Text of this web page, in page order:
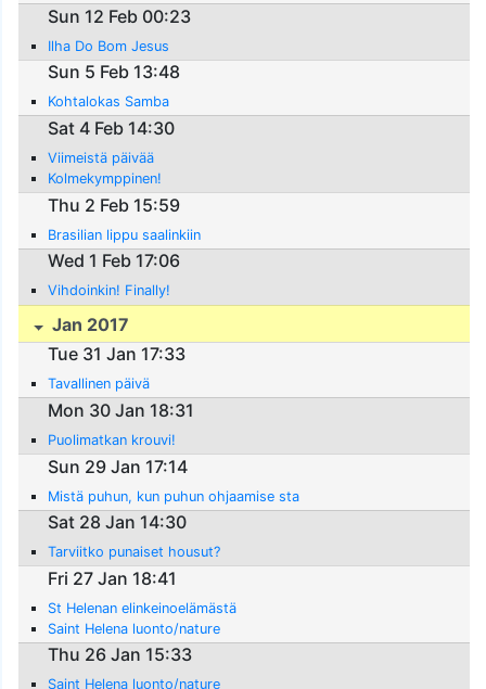
Sun 12 Feb 00:23
Ilha Do Bom Jesus
Sun 5 Feb 13:48
Kohtalokas Samba
Sat 4 Feb 14:30
Viimeistä päivää
Kolmekymppinen!
Thu 2 Feb 15:59
Brasilian lippu saalinkiin
Wed 1 Feb 17:06
Vihdoinkin! Finally!
Jan 2017
Tue 31 Jan 17:33
Tavallinen päivä
Mon 30 Jan 18:31
Puolimatkan krouvi!
Sun 29 Jan 17:14
Mistä puhun, kun puhun ohjaamise sta
Sat 28 Jan 14:30
Tarviitko punaiset housut?
Fri 27 Jan 18:41
St Helenan elinkeinoelämästä
Saint Helena luonto/nature
Thu 26 Jan 15:33
Saint Helena luonto/nature